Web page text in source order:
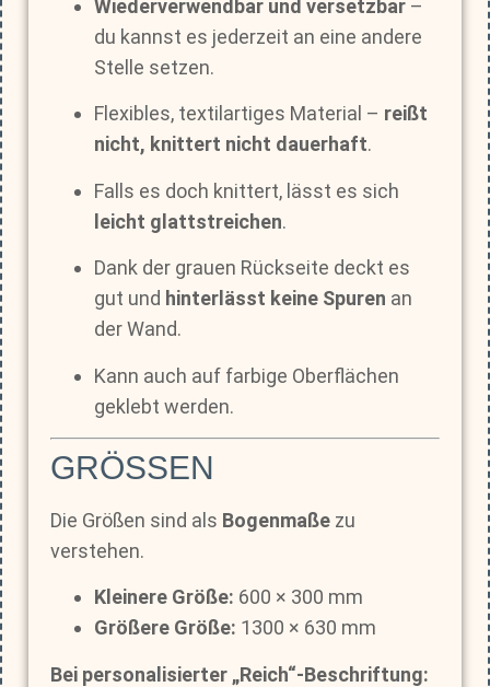
Wiederverwendbar und versetzbar –
du kannst es jederzeit an eine andere
Stelle setzen.
Flexibles, textilartiges Material – reißt
nicht, knittert nicht dauerhaft.
Falls es doch knittert, lässt es sich
leicht glattstreichen.
Dank der grauen Rückseite deckt es
gut und hinterlässt keine Spuren an
der Wand.
Kann auch auf farbige Oberflächen
geklebt werden.
GRÖSSEN
Die Größen sind als Bogenmaße zu
verstehen.
Kleinere Größe: 600 × 300 mm
Größere Größe: 1300 × 630 mm
Bei personalisierter „Reich“-Beschriftung: